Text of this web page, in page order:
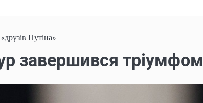
Путіна»
завершився тріумфом